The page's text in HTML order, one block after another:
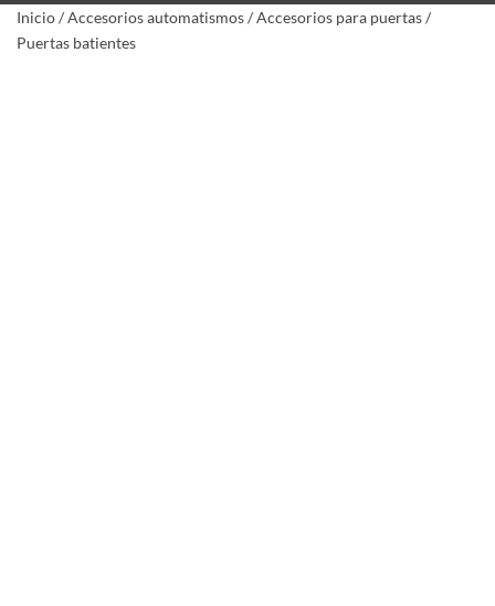
Inicio/Accesorios automatismos/Accesorios para puertas/
Puertas batientes